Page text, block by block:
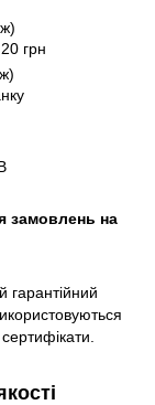
грн
замовлень на
гарантійний